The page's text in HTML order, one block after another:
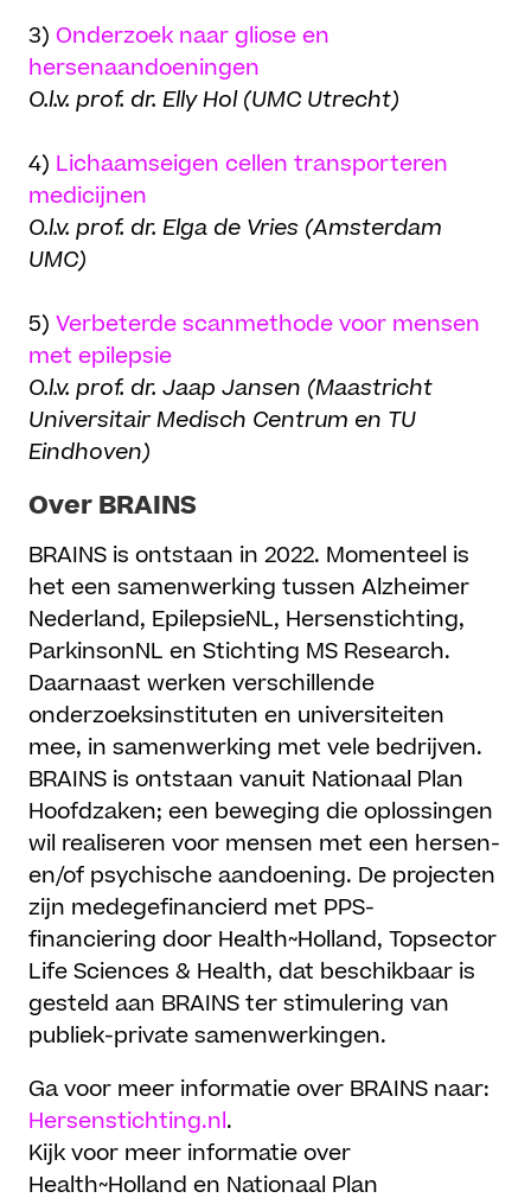
3) Onderzoek naar gliose en
hersenaandoeningen
O.l.v. prof. dr. Elly Hol (UMC Utrecht)
4) Lichaamseigen cellen transporteren
medicijnen
O.l.v. prof. dr. Elga de Vries (Amsterdam
UMC)
5)Verbeterde scanmethode voor mensen
met epilepsie
O.l.v. prof. dr. Jaap Jansen (Maastricht
Universitair Medisch Centrum en TU
Eindhoven)
Over BRAINS
BRAINS is ontstaan in 2022. Momenteel is
het een samenwerking tussen Alzheimer
Nederland, EpilepsieNL, Hersenstichting,
ParkinsonNL en Stichting MS Research.
Daarnaast werken verschillende
onderzoeksinstituten en universiteiten
mee, in samenwerking met vele bedrijven.
BRAINS is ontstaan vanuit Nationaal Plan
Hoofdzaken; een beweging die oplossingen
wil realiseren voor mensen met een hersen-
en/of psychische aandoening. De projecten
zijn medegefinancierd met PPS-
financiering door Health~Holland, Topsector
Life Sciences & Health, dat beschikbaar is
gesteld aan BRAINS ter stimulering van
publiek-private samenwerkingen.
Ga voor meer informatie over BRAINS naar:
Hersenstichting.nl.
Kijk voor meer informatie over
Health~Holland en Nationaal Plan